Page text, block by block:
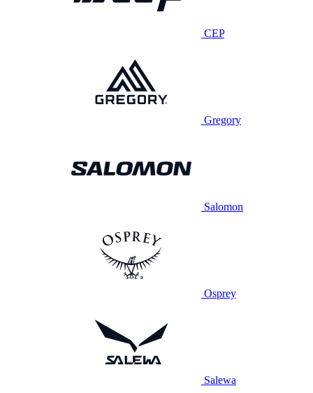
CEP
Gregory
Salomon
Osprey
Salewa